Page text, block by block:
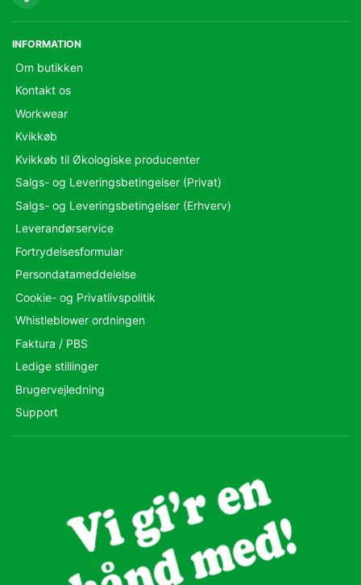
INFORMATION
Om butikken
Kontakt os
Workwear
Kvikkøb
Kvikkøb til Økologiske producenter
Salgs- og Leveringsbetingelser (Privat)
Salgs- og Leveringsbetingelser (Erhverv)
Leverandørservice
Fortrydelsesformular
Persondatameddelelse
Cookie- og Privatlivspolitik
Whistleblower ordningen
Faktura / PBS
Ledige stillinger
Brugervejledning
Support